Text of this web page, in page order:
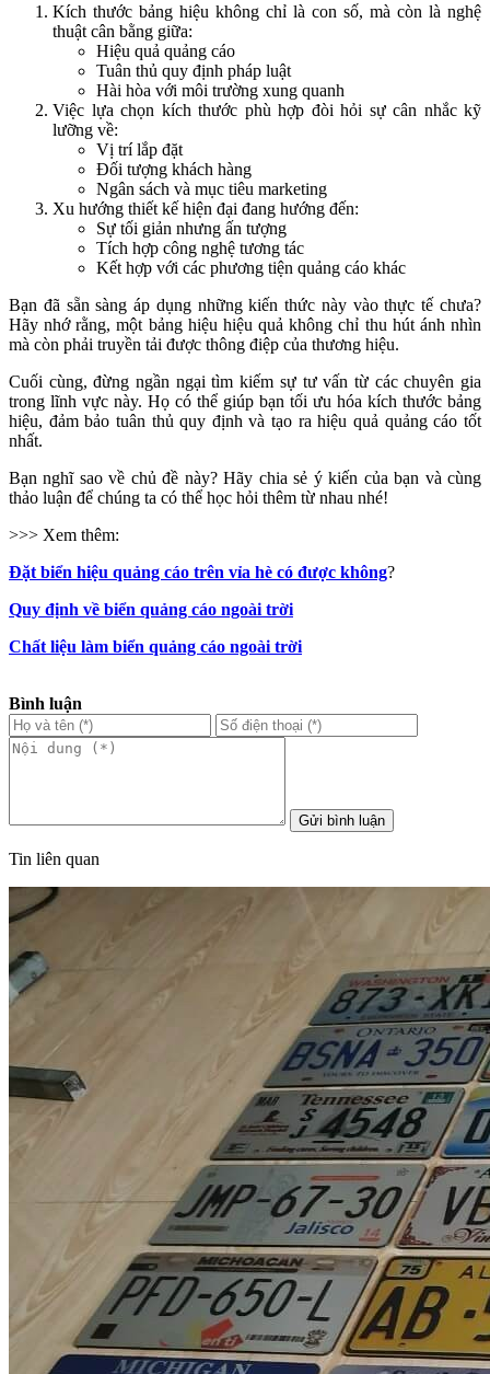
Kích thước bảng hiệu không chỉ là con số, mà còn là nghệ
thuật cân bằng giữa:
Hiệu quả quảng cáo
Tuân thủ quy định pháp luật
Hài hòa với môi trường xung quanh
Việc lựa chọn kích thước phù hợp đòi hỏi sự cân nhắc kỹ
lưỡng về:
Vị trí lắp đặt
Đối tượng khách hàng
Ngân sách và mục tiêu marketing
Xu hướng thiết kế hiện đại đang hướng đến:
Sự tối giản nhưng ấn tượng
Tích hợp công nghệ tương tác
Kết hợp với các phương tiện quảng cáo khác
Bạn đã sẵn sàng áp dụng những kiến thức này vào thực tế chưa?
Hãy nhớ rằng, một bảng hiệu hiệu quả không chỉ thu hút ánh nhìn
mà còn phải truyền tải được thông điệp của thương hiệu.
Cuối cùng, đừng ngần ngại tìm kiếm sự tư vấn từ các chuyên gia
trong lĩnh vực này. Họ có thể giúp bạn tối ưu hóa kích thước bảng
hiệu, đảm bảo tuân thủ quy định và tạo ra hiệu quả quảng cáo tốt
nhất.
Bạn nghĩ sao về chủ đề này? Hãy chia sẻ ý kiến của bạn và cùng
thảo luận để chúng ta có thể học hỏi thêm từ nhau nhé!
>>> Xem thêm:
Đặt biển hiệu quảng cáo trên vỉa hè có được không?
Quy định về biển quảng cáo ngoài trời
Chất liệu làm biển quảng cáo ngoài trời
Bình luận
Gửi bình luận
Tin liên quan